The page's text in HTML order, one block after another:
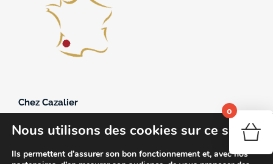
Chez Cazalier
40250 Souprosse
05.58.44.22.09
Nous utilisons des cookies sur ce site
Ils permettent d’assurer son bon fonctionnement et, avec nos
0